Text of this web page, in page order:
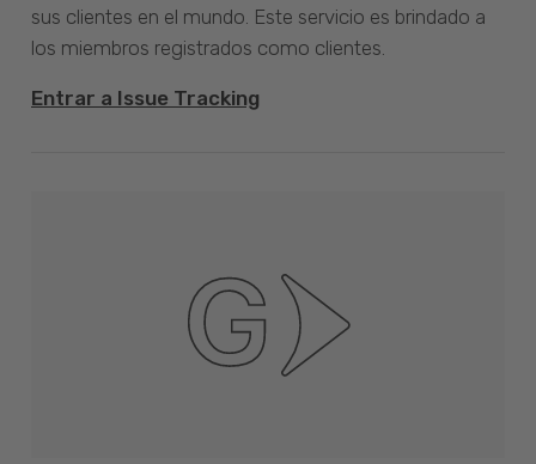
sus clientes en el mundo. Este servicio es brindado a
los miembros registrados como clientes.
Entrar a Issue Tracking